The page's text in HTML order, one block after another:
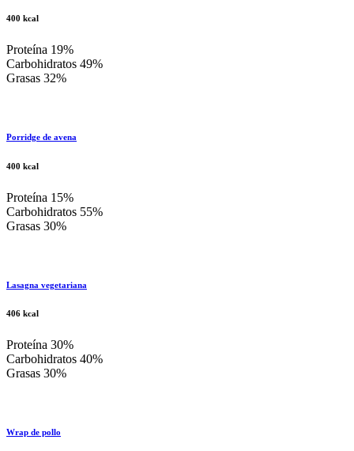
400 kcal
Proteína 19%
Carbohidratos 49%
Grasas 32%
Porridge de avena
400 kcal
Proteína 15%
Carbohidratos 55%
Grasas 30%
Lasagna vegetariana
406 kcal
Proteína 30%
Carbohidratos 40%
Grasas 30%
Wrap de pollo